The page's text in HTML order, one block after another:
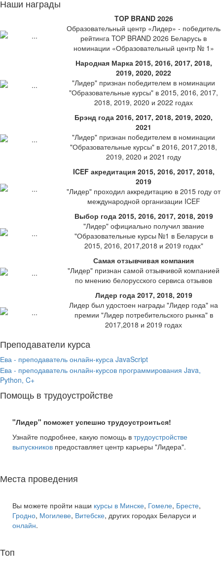
Наши награды
TOP BRAND 2026
Образовательный центр «Лидер» - победитель
рейтинга TOP BRAND 2026 Беларусь в
номинации «Образовательный центр № 1»
Народная Марка 2015, 2016, 2017, 2018,
2019, 2020, 2022
"Лидер" признан победителем в номинации
"Образовательные курсы" в 2015, 2016, 2017,
2018, 2019, 2020 и 2022 годах
Брэнд года 2016, 2017, 2018, 2019, 2020,
2021
"Лидер" признан победителем в номинации
"Образовательные курсы" в 2016, 2017,2018,
2019, 2020 и 2021 году
ICEF акредитация 2015, 2016, 2017, 2018,
2019
"Лидер" проходил аккредитацию в 2015 году от
международной организации ICEF
Выбор года 2015, 2016, 2017, 2018, 2019
"Лидер" официально получил звание
"Образовательные курсы №1 в Беларуси в
2015, 2016, 2017,2018 и 2019 годах"
Самая отзывчивая компания
"Лидер" признан самой отзывчивой компанией
по мнению белорусского сервиса отзывов
Лидер года 2017, 2018, 2019
Лидер был удостоен награды "Лидер года" на
премии "Лидер потребительского рынка" в
2017,2018 и 2019 годах
Преподаватели курса
Ева - преподаватель онлайн-курса JavaScript
Ева - преподаватель онлайн-курсов программирования Java,
Python, C+
Помощь в трудоустройстве
"Лидер" поможет успешно трудоустроиться!
Узнайте подробнее, какую помощь в трудоустройстве
выпускников предоставляет центр карьеры "Лидера".
Места проведения
Вы можете пройти наши курсы в Минске, Гомеле, Бресте,
Гродно, Могилеве, Витебске, других городах Беларуси и
онлайн.
Топ